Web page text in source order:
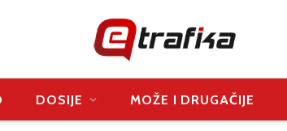
DOSIJE MOŽE I DRUGAČIJE